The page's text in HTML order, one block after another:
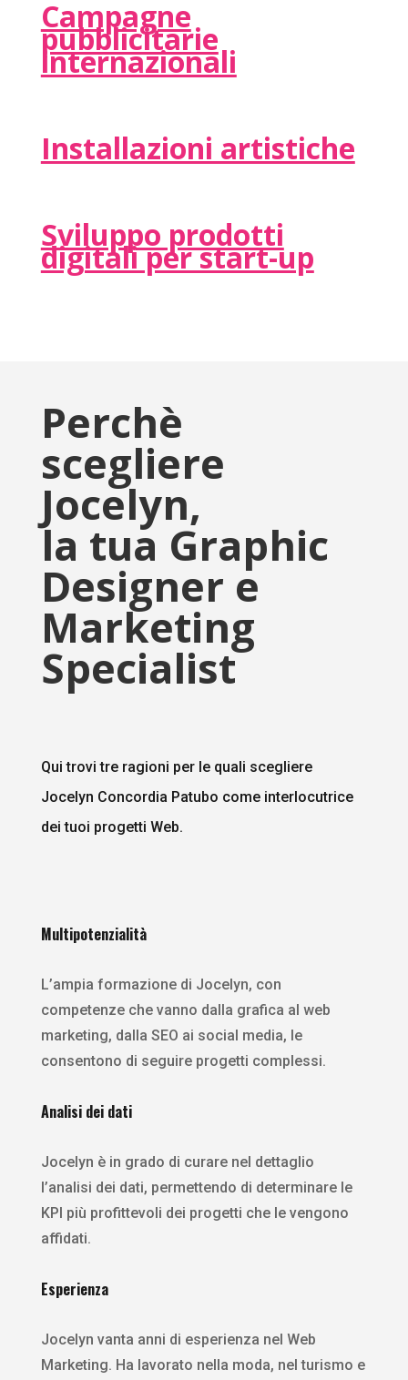
Campagne
pubblicitarie
internazionali
Installazioni artistiche
Sviluppo prodotti
digitali per start-up
Perchè
scegliere
Jocelyn,
la tua Graphic
Designer e
Marketing
Specialist
Qui trovi tre ragioni per le quali scegliere
Jocelyn Concordia Patubo come interlocutrice
dei tuoi progetti Web.
Multipotenzialità
L’ampia formazione di Jocelyn, con
competenze che vanno dalla grafica al web
marketing, dalla SEO ai social media, le
consentono di seguire progetti complessi.
Analisi dei dati
Jocelyn è in grado di curare nel dettaglio
l’analisi dei dati, permettendo di determinare le
KPI più profittevoli dei progetti che le vengono
affidati.
Esperienza
Jocelyn vanta anni di esperienza nel Web
Marketing. Ha lavorato nella moda, nel turismo e